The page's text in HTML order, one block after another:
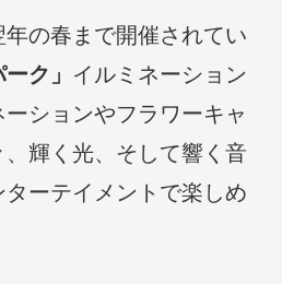
の春まで開催されてい
ク」 イルミネーション
ションやフラワーキャ
輝く光、そして響く音
ーテイメントで楽しめ